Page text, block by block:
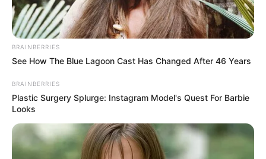
BRAINBERRIES
See How The Blue Lagoon Cast Has Changed After 46 Years
BRAINBERRIES
Plastic Surgery Splurge: Instagram Model's Quest For Barbie
Looks